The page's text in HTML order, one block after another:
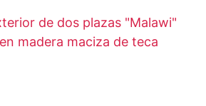
de dos plazas "Malawi"
madera maciza de teca